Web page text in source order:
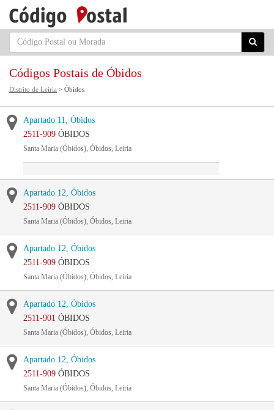
Códigos Postais de Óbidos
Distrito de Leiria > Óbidos
Apartado 11, Óbidos
2511-909 ÓBIDOS
Santa Maria (Óbidos), Óbidos, Leiria
Apartado 12, Óbidos
2511-909 ÓBIDOS
Santa Maria (Óbidos), Óbidos, Leiria
Apartado 12, Óbidos
2511-909 ÓBIDOS
Santa Maria (Óbidos), Óbidos, Leiria
Apartado 12, Óbidos
2511-901 ÓBIDOS
Santa Maria (Óbidos), Óbidos, Leiria
Apartado 12, Óbidos
2511-909 ÓBIDOS
Santa Maria (Óbidos), Óbidos, Leiria